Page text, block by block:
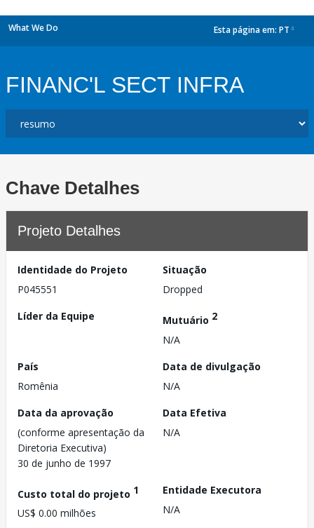
What We Do Esta página em: PT
FINANC'L SECT INFRA
Chave Detalhes
Projeto Detalhes
Identidade do Projeto
P045551
Situação
Dropped
Líder da Equipe
Mutuário 2
N/A
País
Romênia
Data de divulgação
N/A
Data da aprovação
(conforme apresentação da
Diretoria Executiva)
30 de junho de 1997
Data Efetiva
N/A
Custo total do projeto 1
US$ 0.00 milhões
Entidade Executora
N/A